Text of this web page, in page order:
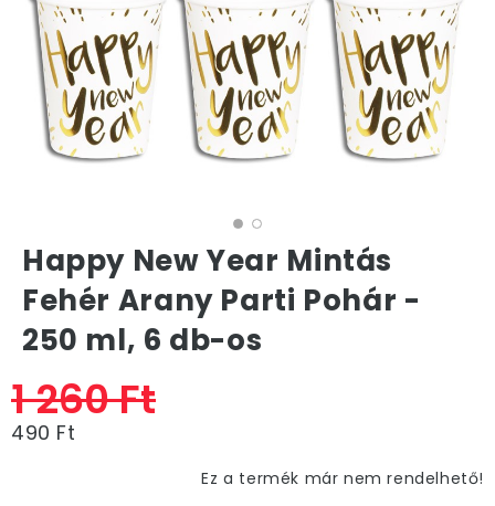
Happy New Year Mintás
Fehér Arany Parti Pohár -
250 ml, 6 db-os
1 260 Ft
490 Ft
Ez a termék már nem rendelhető!